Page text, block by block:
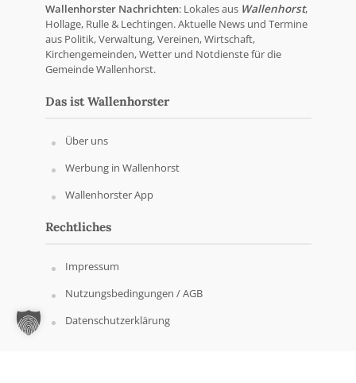
Wallenhorster Nachrichten: Lokales aus Wallenhorst,
Hollage, Rulle & Lechtingen. Aktuelle News und Termine
aus Politik, Verwaltung, Vereinen, Wirtschaft,
Kirchengemeinden, Wetter und Notdienste für die
Gemeinde Wallenhorst.
Das ist Wallenhorster
Über uns
Werbung in Wallenhorst
Wallenhorster App
Rechtliches
Impressum
Nutzungsbedingungen / AGB
Datenschutzerklärung